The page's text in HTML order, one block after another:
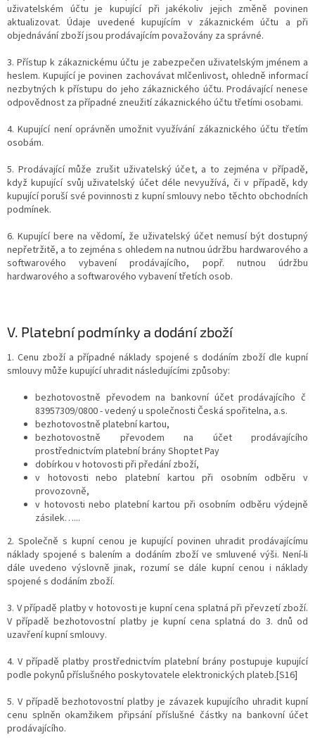
uživatelském účtu je kupující při jakékoliv jejich změně povinen
aktualizovat. Údaje uvedené kupujícím v zákaznickém účtu a při
objednávání zboží jsou prodávajícím považovány za správné.
3. Přístup k zákaznickému účtu je zabezpečen uživatelským jménem a
heslem. Kupující je povinen zachovávat mlčenlivost, ohledně informací
nezbytných k přístupu do jeho zákaznického účtu. Prodávající nenese
odpovědnost za případné zneužití zákaznického účtu třetími osobami.
4. Kupující není oprávněn umožnit využívání zákaznického účtu třetím
osobám.
5. Prodávající může zrušit uživatelský účet, a to zejména v případě,
když kupující svůj uživatelský účet déle nevyužívá, či v případě, kdy
kupující poruší své povinnosti z kupní smlouvy nebo těchto obchodních
podmínek.
6. Kupující bere na vědomí, že uživatelský účet nemusí být dostupný
nepřetržitě, a to zejména s ohledem na nutnou údržbu hardwarového a
softwarového vybavení prodávajícího, popř. nutnou údržbu
hardwarového a softwarového vybavení třetích osob.
V. Platební podmínky a dodání zboží
1. Cenu zboží a případné náklady spojené s dodáním zboží dle kupní
smlouvy může kupující uhradit následujícími způsoby:
bezhotovostně převodem na bankovní účet prodávajícího č
83957309/0800 - vedený u společnosti Česká spořitelna, a.s.
bezhotovostně platební kartou,
bezhotovostně převodem na účet prodávajícího
prostřednictvím platební brány Shoptet Pay
dobírkou v hotovosti při předání zboží,
v hotovosti nebo platební kartou při osobním odběru v
provozovně,
v hotovosti nebo platební kartou při osobním odběru výdejně
zásilek…...
2. Společně s kupní cenou je kupující povinen uhradit prodávajícímu
náklady spojené s balením a dodáním zboží ve smluvené výši. Není-li
dále uvedeno výslovně jinak, rozumí se dále kupní cenou i náklady
spojené s dodáním zboží.
3. V případě platby v hotovosti je kupní cena splatná při převzetí zboží.
V případě bezhotovostní platby je kupní cena splatná do 3. dnů od
uzavření kupní smlouvy.
4. V případě platby prostřednictvím platební brány postupuje kupující
podle pokynů příslušného poskytovatele elektronických plateb.[S16]
5. V případě bezhotovostní platby je závazek kupujícího uhradit kupní
cenu splněn okamžikem připsání příslušné částky na bankovní účet
prodávajícího.